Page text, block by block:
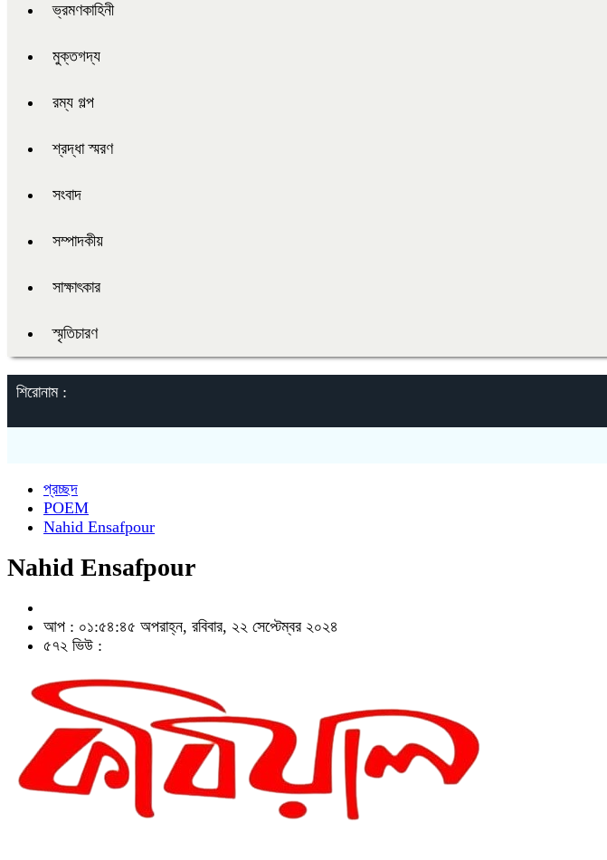
ভ্রমণকাহিনী
মুক্তগদ্য
রম্য গল্প
শ্রদ্ধা স্মরণ
সংবাদ
সম্পাদকীয়
সাক্ষাৎকার
স্মৃতিচারণ
শিরোনাম :
প্রচ্ছদ
POEM
Nahid Ensafpour
Nahid Ensafpour
আপ : ০১:৫৪:৪৫ অপরাহ্ন, রবিবার, ২২ সেপ্টেম্বর ২০২৪
৫৭২ ভিউ :